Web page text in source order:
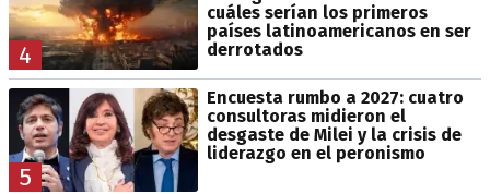
4
cuáles serían los primeros
países latinoamericanos en ser
derrotados
5
Encuesta rumbo a 2027: cuatro
consultoras midieron el
desgaste de Milei y la crisis de
liderazgo en el peronismo